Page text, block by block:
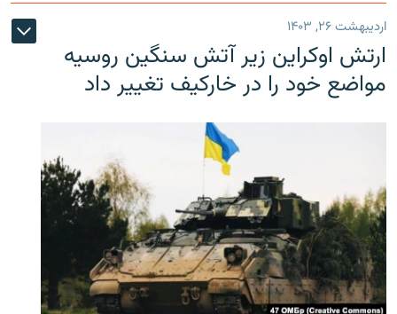
اردیبهشت ۲۶, ۱۴۰۳
ارتش اوکراین زیر آتش سنگین روسیه
مواضع خود را در خارکیف تغییر داد